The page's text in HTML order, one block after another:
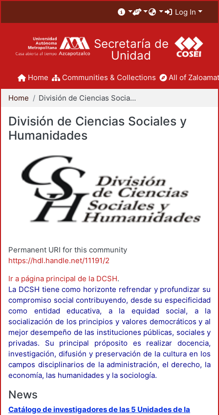
Log In
Secretaría de
Unidad
Home Communities & Collections All of
Home División de Ciencias Sociales y Humanidades
División de Ciencias Sociales y
Humanidades
Permanent URI for this community
https://hdl.handle.net/11191/2
Ir a página principal de la DCSH.
La DCSH tiene como horizonte refrendar y profundizar su
compromiso social contribuyendo, desde su especificidad
como entidad educativa, a la equidad social, a la
socialización de los principios y valores democráticos y al
mejor desempeño de las instituciones públicas, sociales y
privadas. Su principal próposito es realizar docencia,
investigación, difusión y preservación de la cultura en los
campos disciplinarios de la administración, el derecho, la
economía, las humanidades y la sociología.
News
Catálogo de investigadores de las 5 Unidades de la